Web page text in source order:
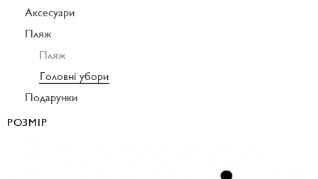
Аксесуари
Пляж
Пляж
Головні убори
Подарунки
РОЗМІР